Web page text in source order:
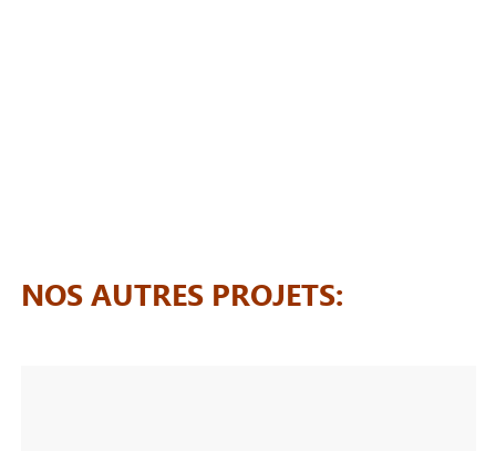
NOS AUTRES PROJETS: